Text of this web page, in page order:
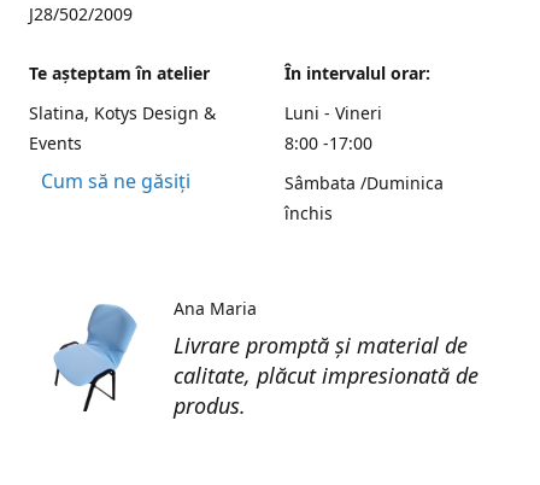
J28/502/2009
Te aşteptam în atelier
Slatina, Kotys Design &
Events
Cum să ne găsiți
În intervalul orar:
Luni - Vineri
8:00 -17:00
Sâmbata /Duminica
închis
Livrare promptă și material de
calitate, plăcut impresionată de
produs.
Ana Maria